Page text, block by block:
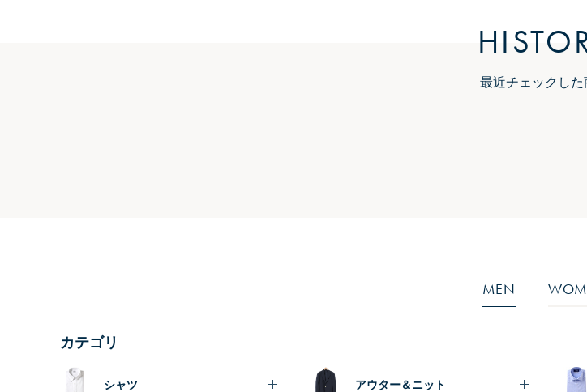
最近チェックした
MEN
カテゴリ
シャツ アウター＆ニット